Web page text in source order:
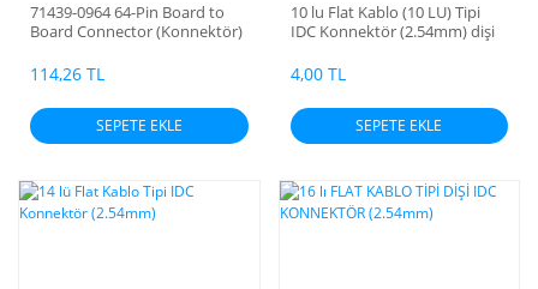
71439-0964 64-Pin Board to
Board Connector (Konnektör)
114,26 TL
SEPETE EKLE
10 lu Flat Kablo (10 LU) Tipi
IDC Konnektör (2.54mm) dişi
4,00 TL
SEPETE EKLE